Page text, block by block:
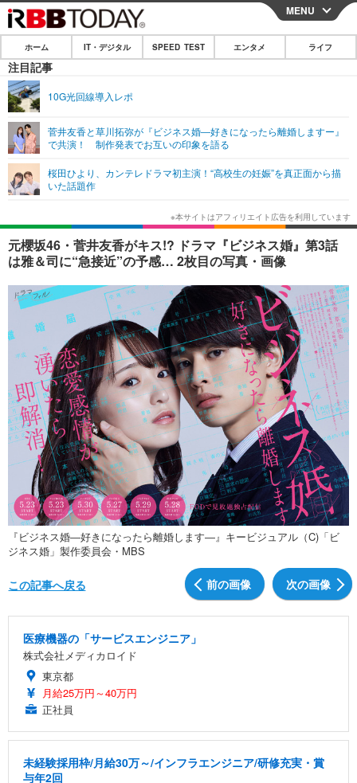
CLOSE
ホーム
IT・デジタル
ネタ ガジェット・ツール
ショッピング その他
SPEED TEST
エンタメ
エンタメTOP
韓国・芸能
音楽 スポーツ
ショッピング その他
ライフ
ライフTOP グルメ
ペット ショッピング
その他
リリース一覧
プッシュ通知の停止方法
MENU
ホーム IT・デジタル SPEED TEST エンタメ ライフ
注目記事
10G光回線導入レポ
菅井友香と草川拓弥が『ビジネス婚―好きになったら離婚しますー』
で共演！ 制作発表でお互いの印象を語る
桜田ひより、カンテレドラマ初主演！“高校生の妊娠”を真正面から描
いた話題作
元櫻坂46・菅井友香がキス!? ドラマ『ビジネス婚』第3話
は雅＆司に“急接近”の予感… 2枚目の写真・画像
『ビジネス婚―好きになったら離婚します―』キービジュアル（C)「ビ
ジネス婚」製作委員会・MBS
前の画像 次の画像
この記事へ戻る
医療機器の「サービスエンジニア」
株式会社メディカロイド
東京都
月給25万円～40万円
正社員
未経験採用枠/月給30万～/インフラエンジニア/研修充実・賞
与年2回